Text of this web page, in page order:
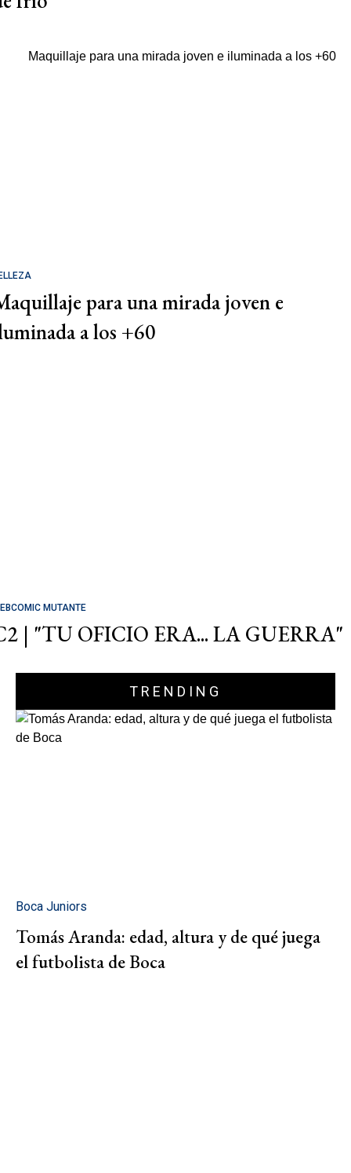
para una mirada joven e
a los +60
MUTANTE
| "TU OFICIO ERA... LA GUERRA"
TRENDING
Boca Juniors
Tomás Aranda: edad, altura y de qué juega
el futbolista de Boca